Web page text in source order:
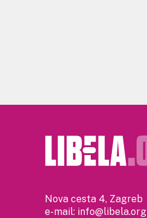
Nova cesta 4, Zagreb
e-mail: info@libela.org